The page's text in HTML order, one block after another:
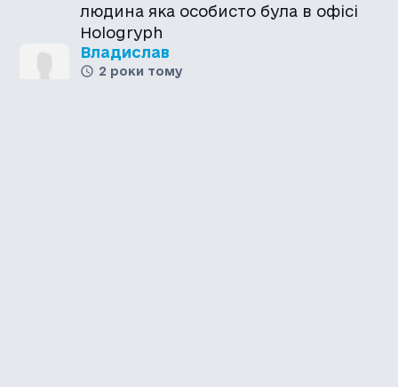
людина яка особисто була в офісі
Hologryph
Владислав
2 роки тому